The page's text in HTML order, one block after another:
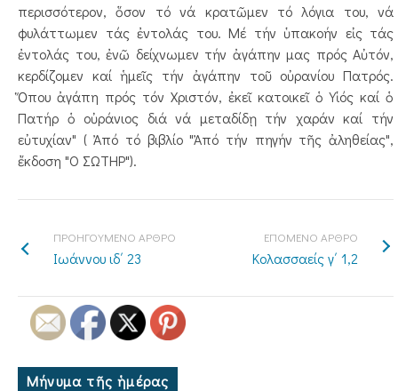
περισσότερον, ὅσον τό νά κρατῶμεν τό λόγια του, νά
φυλάττωμεν τάς ἐντολάς του. Μέ τήν ὑπακοήν εἰς τάς
ἐντολάς του, ἐνῶ δείχνωμεν τήν ἀγάπην μας πρός Αὐτόν,
κερδίζομεν καί ἡμεῖς τήν ἀγάπην τοῦ οὐρανίου Πατρός.
Ὅπου ἀγάπη πρός τόν Χριστόν, ἐκεῖ κατοικεῖ ὁ Υἱός καί ὁ
Πατήρ ὁ οὐράνιος διά νά μεταδίδῃ τήν χαράν καί τήν
εὐτυχίαν" ( Ἀπό τό βιβλίο "Ἀπό τήν πηγήν τῆς ἀληθείας",
ἔκδοση "Ο ΣΩΤΗΡ").
ΠΡΟΗΓΟΥΜΕΝΟ ΑΡΘΡΟ
Ιωάννου ιδ΄ 23
ΕΠΟΜΕΝΟ ΑΡΘΡΟ
Κολασσαείς γ΄ 1,2
Μήνυμα τῆς ἡμέρας